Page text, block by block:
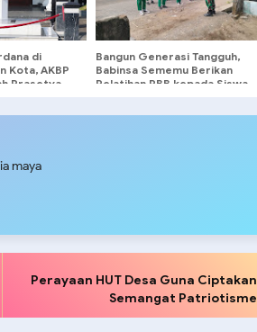
di
Kota, AKBP
Prasetya,
Bangun Generasi Tangguh,
Babinsa Sememu Berikan
Pelatihan PBB kepada Siswa
maya
Perayaan HUT Desa Guna Ciptakan
Semangat Patriotisme